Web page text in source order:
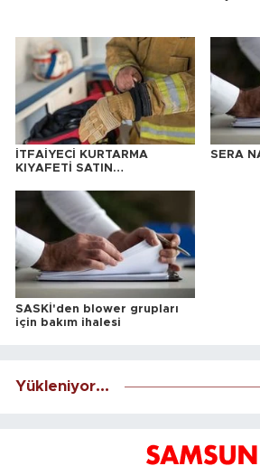
İTFAİYECİ KURTARMA
KIYAFETİ SATIN
SERA
SASKİ'den blower grupları
için bakım ihalesi
Yükleniyor...